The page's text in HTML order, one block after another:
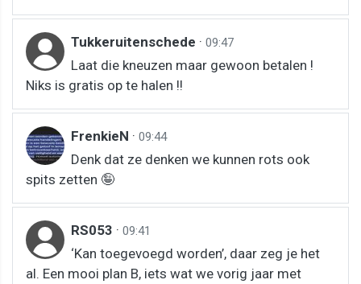
Tukkeruitenschede · 09:47
Laat die kneuzen maar gewoon betalen !
Niks is gratis op te halen !!
FrenkieN · 09:44
Denk dat ze denken we kunnen rots ook
spits zetten 🤪
RS053 · 09:41
‘Kan toegevoegd worden’, daar zeg je het
al. Een mooi plan B, iets wat we vorig jaar met